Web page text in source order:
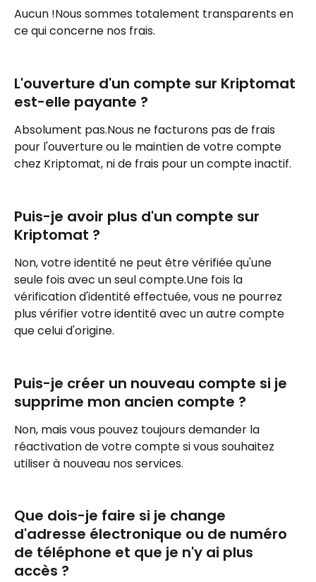
Aucun !Nous sommes totalement transparents en
ce qui concerne nos frais.
L'ouverture d'un compte sur Kriptomat
est-elle payante ?
Absolument pas.Nous ne facturons pas de frais
pour l'ouverture ou le maintien de votre compte
chez Kriptomat, ni de frais pour un compte inactif.
Puis-je avoir plus d'un compte sur
Kriptomat ?
Non, votre identité ne peut être vérifiée qu'une
seule fois avec un seul compte.Une fois la
vérification d'identité effectuée, vous ne pourrez
plus vérifier votre identité avec un autre compte
que celui d'origine.
Puis-je créer un nouveau compte si je
supprime mon ancien compte ?
Non, mais vous pouvez toujours demander la
réactivation de votre compte si vous souhaitez
utiliser à nouveau nos services.
Que dois-je faire si je change
d'adresse électronique ou de numéro
de téléphone et que je n'y ai plus
accès ?